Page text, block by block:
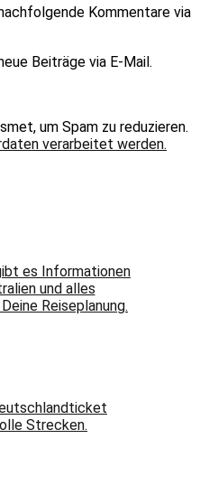
Kommentare via
Beiträge via E-Mail.
um Spam zu reduzieren.
verarbeitet werden.
es Informationen
und alles
Reiseplanung.
Strecken.